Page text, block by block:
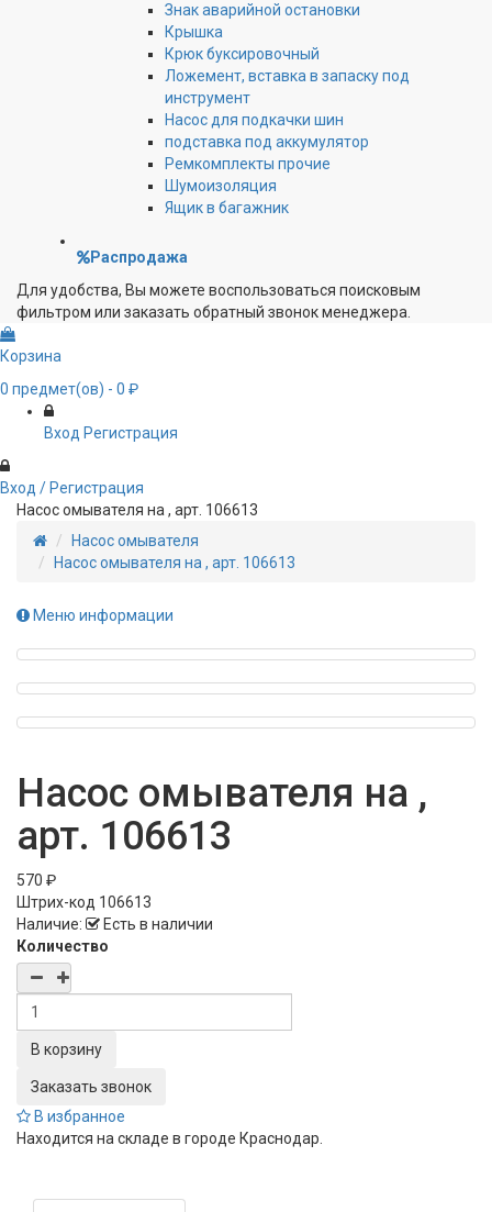
Знак аварийной остановки
Крышка
Крюк буксировочный
Ложемент, вставка в запаску под
инструмент
Насос для подкачки шин
подставка под аккумулятор
Ремкомплекты прочие
Шумоизоляция
Ящик в багажник
Распродажа
Для удобства, Вы можете воспользоваться поисковым
фильтром или заказать обратный звонок менеджера.
Корзина
0 предмет(ов) - 0 ₽
Вход Регистрация
Вход / Регистрация
Насос омывателя на , арт. 106613
Насос омывателя
Насос омывателя на , арт. 106613
Меню информации
Насос омывателя на ,
арт. 106613
570 ₽
Штрих-код 106613
Наличие:
Есть в наличии
Количество
Заказать звонок
В избранное
Находится на складе в городе Краснодар